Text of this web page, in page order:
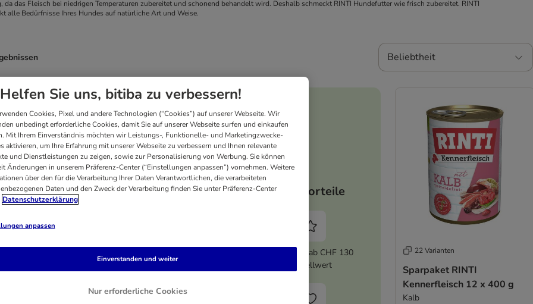
da das Fleisch bei niedrigen Temperaturen zubereitet und schonend behandelt wird. Deshalb schmeckt RINTI Hundefutter wie frisch zubereitet. RINTI
alle Bedürfnisse Ihres Hundes auf natürliche Art und Weise.
Beliebtheit
x 400 g
Sparpaket RINTI
Mixpaket Geflügel: 2 Sorten
Ihre Vorteile
5% Rabatt ab CHF 130
Bestellwert
22 Varianten
Sparpaket RINTI
Kennerfleisch 12 x 400 g
Kalb
Helfen Sie uns, bitiba zu verbessern!
Cookies, Pixel und andere Technologien (“Cookies”) auf unserer Webseite. Wir
unbedingt erforderliche Cookies, damit Sie auf unserer Webseite surfen und einkaufen
Mit Ihrem Einverständnis möchten wir Leistungs-, Funktionelle- und Marketingzwecke-
aktivieren, um Ihre Erfahrung mit unserer Webseite zu verbessern und Ihnen relevante
und Dienstleistungen zu zeigen, sowie zur Personalisierung von Werbung. Sie können
Änderungen in unserem Präferenz-Center (“Einstellungen anpassen”) vornehmen. Weitere
über den für die Verarbeitung Ihrer Daten Verantwortlichen, die verarbeiteten
Daten und den Zweck der Verarbeitung finden Sie unter Präferenz-Center
Datenschutzerklärung
anpassen
Nur erforderliche Cookies
Einverstanden und weiter